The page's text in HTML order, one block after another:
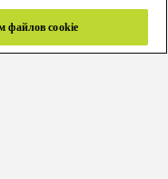
файлов cookie